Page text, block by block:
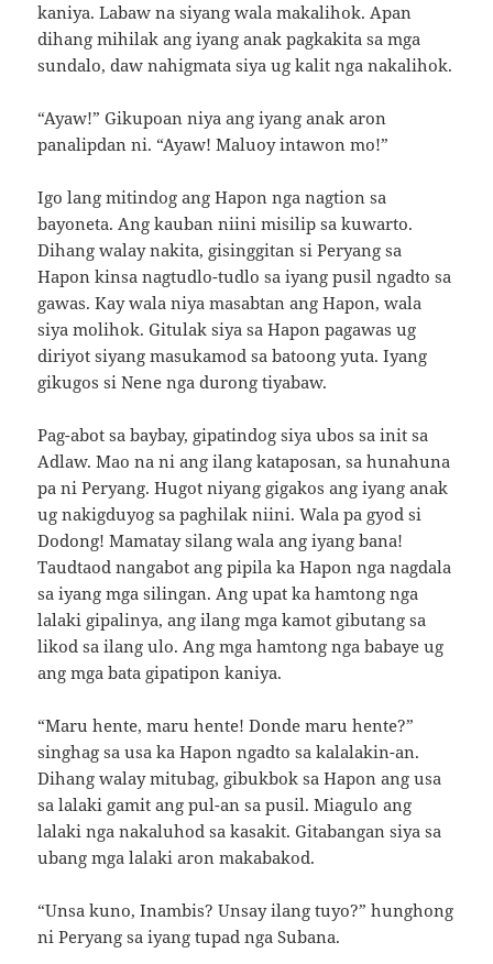
kaniya. Labaw na siyang wala makalihok. Apan
dihang mihilak ang iyang anak pagkakita sa mga
sundalo, daw nahigmata siya ug kalit nga nakalihok.
“Ayaw!” Gikupoan niya ang iyang anak aron
panalipdan ni. “Ayaw! Maluoy intawon mo!”
Igo lang mitindog ang Hapon nga nagtion sa
bayoneta. Ang kauban niini misilip sa kuwarto.
Dihang walay nakita, gisinggitan si Peryang sa
Hapon kinsa nagtudlo-tudlo sa iyang pusil ngadto sa
gawas. Kay wala niya masabtan ang Hapon, wala
siya molihok. Gitulak siya sa Hapon pagawas ug
diriyot siyang masukamod sa batoong yuta. Iyang
gikugos si Nene nga durong tiyabaw.
Pag-abot sa baybay, gipatindog siya ubos sa init sa
Adlaw. Mao na ni ang ilang kataposan, sa hunahuna
pa ni Peryang. Hugot niyang gigakos ang iyang anak
ug nakigduyog sa paghilak niini. Wala pa gyod si
Dodong! Mamatay silang wala ang iyang bana!
Taudtaod nangabot ang pipila ka Hapon nga nagdala
sa iyang mga silingan. Ang upat ka hamtong nga
lalaki gipalinya, ang ilang mga kamot gibutang sa
likod sa ilang ulo. Ang mga hamtong nga babaye ug
ang mga bata gipatipon kaniya.
“Maru hente, maru hente! Donde maru hente?”
singhag sa usa ka Hapon ngadto sa kalalakin-an.
Dihang walay mitubag, gibukbok sa Hapon ang usa
sa lalaki gamit ang pul-an sa pusil. Miagulo ang
lalaki nga nakaluhod sa kasakit. Gitabangan siya sa
ubang mga lalaki aron makabakod.
“Unsa kuno, Inambis? Unsay ilang tuyo?” hunghong
ni Peryang sa iyang tupad nga Subana.